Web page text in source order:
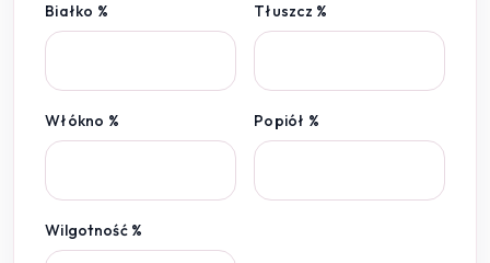
Białko % Tłuszcz %
Włókno % Popiół %
Wilgotność %